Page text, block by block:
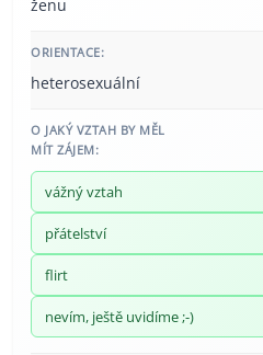
ženu
ORIENTACE:
heterosexuální
O JAKÝ VZTAH BY MĚL
MÍT ZÁJEM:
vážný vztah
přátelství
flirt
nevím, ještě uvidíme ;-)